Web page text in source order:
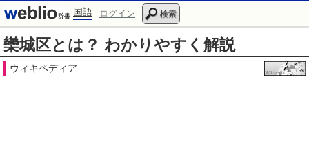
国語 ログイン 検索
欒城区とは？ わかりやすく解説
ウィキペディア